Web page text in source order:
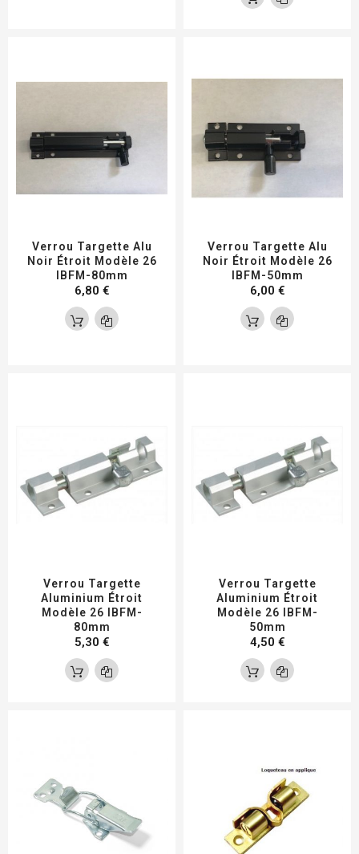
Verrou Targette Alu
Noir Étroit Modèle 26
IBFM-80mm
6,80 €
Verrou Targette Alu
Noir Étroit Modèle 26
IBFM-50mm
6,00 €
Verrou Targette
Aluminium Étroit
Modèle 26 IBFM-
80mm
5,30 €
Verrou Targette
Aluminium Étroit
Modèle 26 IBFM-
50mm
4,50 €